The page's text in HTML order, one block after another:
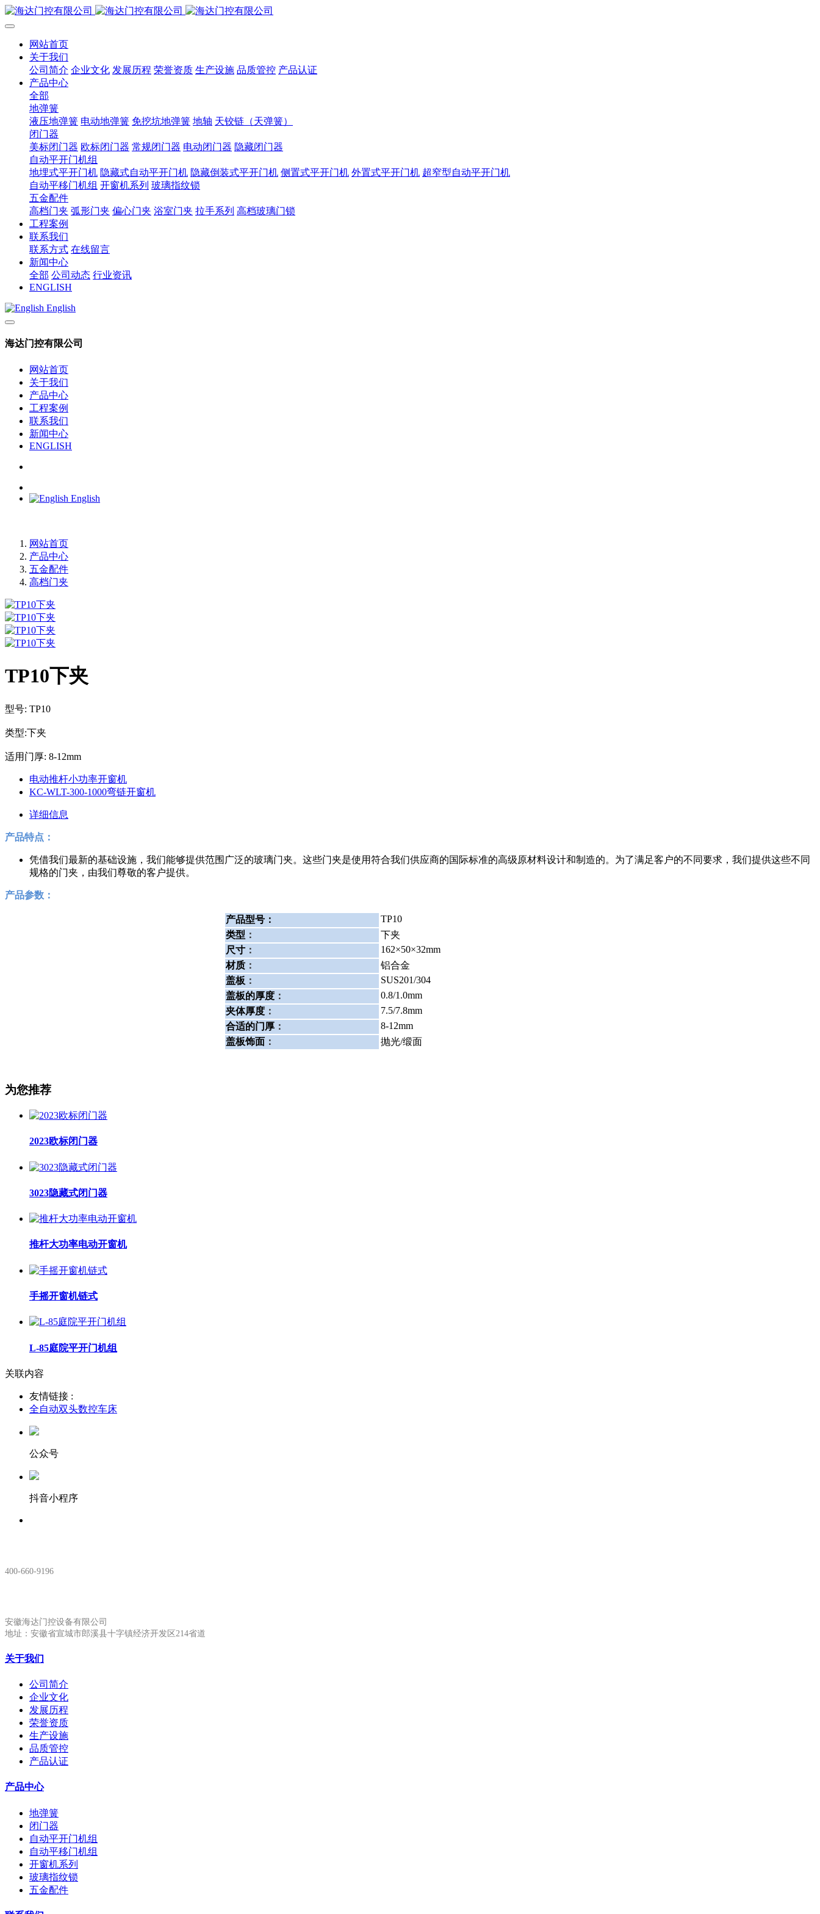
网站首页
关于我们
公司简介 企业文化 发展历程 荣誉资质 生产设施 品质管控 产品认证
产品中心
全部
地弹簧
液压地弹簧 电动地弹簧 免挖坑地弹簧 地轴 天铰链（天弹簧）
闭门器
美标闭门器 欧标闭门器 常规闭门器 电动闭门器 隐藏闭门器
自动平开门机组
地埋式平开门机 隐藏式自动平开门机 隐藏倒装式平开门机 侧置式平开门机 外置式平开门机 超窄型自动平开门机
自动平移门机组 开窗机系列 玻璃指纹锁
五金配件
高档门夹 弧形门夹 偏心门夹 浴室门夹 拉手系列 高档玻璃门锁
工程案例
联系我们
联系方式 在线留言
新闻中心
全部 公司动态 行业资讯
ENGLISH
English
海达门控有限公司
网站首页
关于我们
产品中心
工程案例
联系我们
新闻中心
ENGLISH
English
网站首页
产品中心
五金配件
高档门夹
TP10下夹
型号: TP10
类型:下夹
适用门厚: 8-12mm
电动推杆小功率开窗机
KC-WLT-300-1000弯链开窗机
详细信息
产品特点：
凭借我们最新的基础设施，我们能够提供范围广泛的玻璃门夹。这些门夹是使用符合我们供应商的国际标准的高级原材料设计和制造的。为了满足客户的不同要求，我们提供这些不同
规格的门夹，由我们尊敬的客户提供。
产品参数：
产品型号：
TP10
类型 ：
下夹
尺寸 ：
162×50×32mm
材质 ：
铝合金
盖板 ：
SUS201/304
盖板的厚度 ：
0.8/1.0mm
夹体厚度 ：
7.5/7.8mm
合适的门厚 ：
8-12mm
盖板饰面 ： 抛光/缎面
为您推荐
2023欧标闭门器
3023隐藏式闭门器
推杆大功率电动开窗机
手摇开窗机链式
L-85庭院平开门机组
关联内容
友情链接 :
全自动双头数控车床
公众号
抖音小程序
400-660-9196
安徽海达门控设备有限公司
地址：安徽省宣城市郎溪县十字镇经济开发区214省道
关于我们
公司简介
企业文化
发展历程
荣誉资质
生产设施
品质管控
产品认证
产品中心
地弹簧
闭门器
自动平开门机组
自动平移门机组
开窗机系列
玻璃指纹锁
五金配件